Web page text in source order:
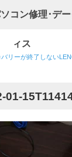
コン修理･デ
ィス
バリーが終了しない
01-